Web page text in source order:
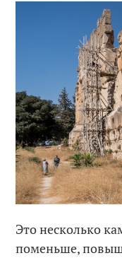
Это несколько
поменьше,